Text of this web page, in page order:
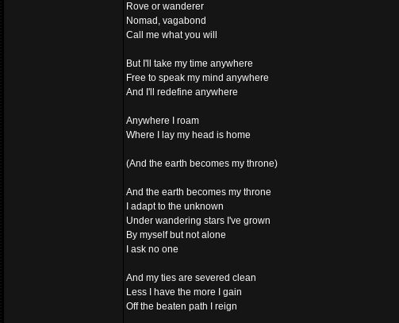
Rove or wanderer
Nomad, vagabond
Call me what you will
But I'll take my time anywhere
Free to speak my mind anywhere
And I'll redefine anywhere
Anywhere I roam
Where I lay my head is home
(And the earth becomes my throne)
And the earth becomes my throne
I adapt to the unknown
Under wandering stars I've grown
By myself but not alone
I ask no one
And my ties are severed clean
Less I have the more I gain
Off the beaten path I reign